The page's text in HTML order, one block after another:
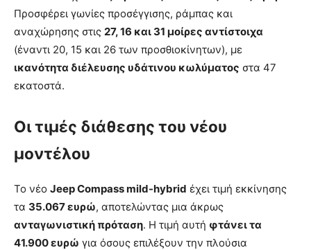
Προσφέρει γωνίες προσέγγισης, ράμπας και
αναχώρησης στις 27, 16 και 31 μοίρες αντίστοιχα
(έναντι 20, 15 και 26 των προσθιοκίνητων), με
ικανότητα διέλευσης υδάτινου κωλύματος στα 47
εκατοστά.
Οι τιμές διάθεσης του νέου
μοντέλου
Το νέο Jeep Compass mild-hybrid έχει τιμή εκκίνησης
τα 35.067 ευρώ, αποτελώντας μια άκρως
ανταγωνιστική πρόταση. Η τιμή αυτή φτάνει τα
41.900 ευρώ για όσους επιλέξουν την πλούσια